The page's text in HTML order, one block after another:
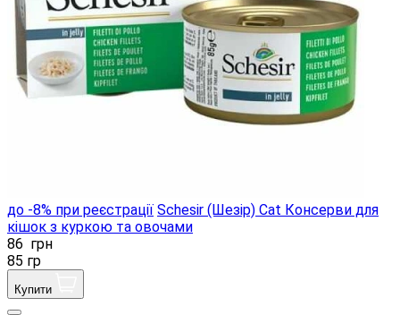
до -8% при реєстрації Schesir (Шезір) Cat Консерви для
кішок з куркою та овочами
86 грн
85 гр
Купити